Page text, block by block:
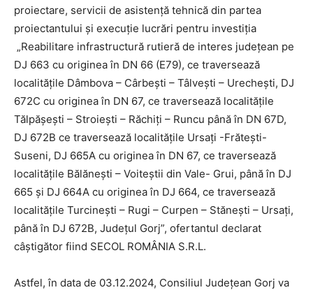
proiectare, servicii de asistență tehnică din partea
proiectantului și execuție lucrări pentru investiția
„Reabilitare infrastructură rutieră de interes județean pe
DJ 663 cu originea în DN 66 (E79), ce traversează
localitățile Dâmbova – Cârbeşti – Tâlveşti – Urecheşti, DJ
672C cu originea în DN 67, ce traversează localitățile
Tălpăşeşti – Stroieşti – Răchiţi – Runcu până în DN 67D,
DJ 672B ce traversează localitățile Ursați -Frătești-
Suseni, DJ 665A cu originea în DN 67, ce traversează
localitățile Bălăneşti – Voiteştii din Vale- Grui, până în DJ
665 și DJ 664A cu originea în DJ 664, ce traversează
localitățile Turcineşti – Rugi – Curpen – Stăneşti – Ursaţi,
până în DJ 672B, Județul Gorj”, ofertantul declarat
câștigător fiind SECOL ROMÂNIA S.R.L.
Astfel, în data de 03.12.2024, Consiliul Județean Gorj va